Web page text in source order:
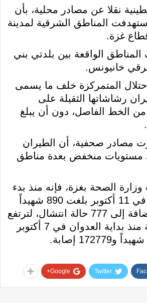
نقلا عن مصادر محلية، بأن
المناطق الشرقية لمدينة
غزة.
الواقعة بين بلدتي بني
خانيونس.
المتمركزة خلف ما يسمى
رشاشاتها الثقيلة على
من الخط الفاصل، دون أن يبلغ
مصادر صحفية، أن الطيران
مستويات منخفض بعدة مناطق
الصحة بغزة، فإنه منذ بدء
وقف إطلاق النار في 11 أكتوبر بلغت 890 شهيداً
و2677 إصابة بالإضافة إلى 777 حالة انتشال، لترتفع
الحصيلة التراكمية منذ بداية العدوان في 7 أكتوبر
Twitter
Google+